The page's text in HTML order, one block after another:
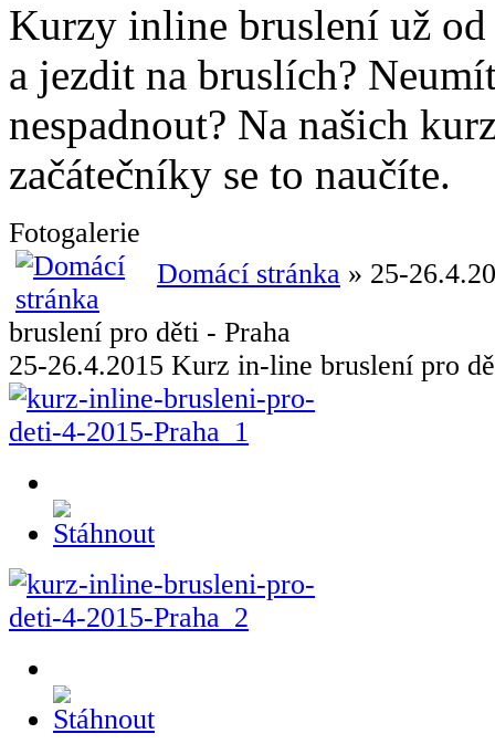
Kurzy inline bruslení už
a jezdit na bruslích?
nespadnout? Na našich
začátečníky se to naučíte.
Fotogalerie
Domácí stránka » 25-
bruslení pro děti - Praha
25-26.4.2015 Kurz in-line bruslení pro